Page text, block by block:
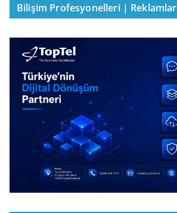
Bilişim Profesyonelleri | Reklamlar